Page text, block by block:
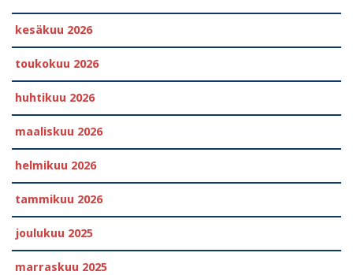
kesäkuu 2026
toukokuu 2026
huhtikuu 2026
maaliskuu 2026
helmikuu 2026
tammikuu 2026
joulukuu 2025
marraskuu 2025